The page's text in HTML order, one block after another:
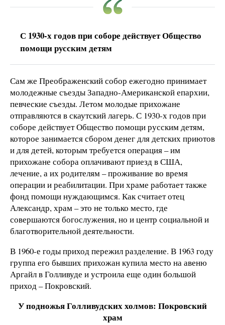
С 1930-х годов при соборе действует Общество
помощи русским детям
Сам же Преображенский собор ежегодно принимает
молодежные съезды Западно-Американской епархии,
певческие съезды. Летом молодые прихожане
отправляются в скаутский лагерь. С 1930-х годов при
соборе действует Общество помощи русским детям,
которое занимается сбором денег для детских приютов
и для детей, которым требуется операция – им
прихожане собора оплачивают приезд в США,
лечение, а их родителям – проживание во время
операции и реабилитации. При храме работает также
фонд помощи нуждающимся. Как считает отец
Александр, храм – это не только место, где
совершаются богослужения, но и центр социальной и
благотворительной деятельности.
В 1960-е годы приход пережил разделение. В 1963 году
группа его бывших прихожан купила место на авеню
Аргайл в Голливуде и устроила еще один большой
приход – Покровский.
У подножья Голливудских холмов: Покровский
храм